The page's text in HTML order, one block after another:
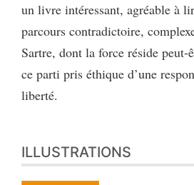
un livre intéressant, agréable à
parcours contradictoire,
Sartre, dont la force réside peut-
ce parti pris éthique d’une
liberté.
ILLUSTRATIONS